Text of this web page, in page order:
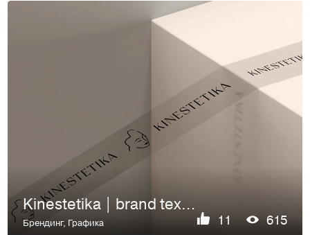
Kinestetika | brand textile identity
Брендинг, Графика 11 615